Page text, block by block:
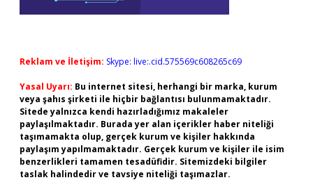
Reklam ve İletişim: Skype: live:.cid.575569c608265c69
Yasal Uyarı: Bu internet sitesi, herhangi bir marka, kurum
veya şahıs şirketi ile hiçbir bağlantısı bulunmamaktadır.
Sitede yalnızca kendi hazırladığımız makaleler
paylaşılmaktadır. Burada yer alan içerikler haber niteliği
taşımamakta olup, gerçek kurum ve kişiler hakkında
paylaşım yapılmamaktadır. Gerçek kurum ve kişiler ile isim
benzerlikleri tamamen tesadüfidir. Sitemizdeki bilgiler
taslak halindedir ve tavsiye niteliği taşımazlar.